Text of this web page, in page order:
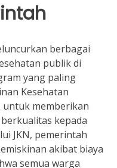
berbagai
publik di
yang paling
Kesehatan
untuk memberikan
kepada
JKN, pemerintah
akibat biaya
semua warga